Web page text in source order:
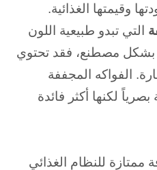
وقيمتها الغذائية.
التي تبدو طبيعية اللون
بشكل مصطنع، فقد تحتوي
الفواكه المجففة
لكنها أكثر فائدة
ممتازة للنظام الغذائي